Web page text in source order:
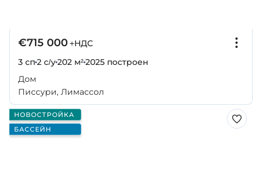
€715 000+НДС
3 сп2 с/у202 м²2025 построен
Дом
Писсури, Лимассол
НОВОСТРОЙКА
БАССЕЙН